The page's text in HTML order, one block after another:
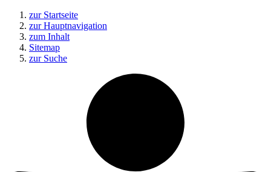
zur Startseite
zur Hauptnavigation
zum Inhalt
Sitemap
zur Suche